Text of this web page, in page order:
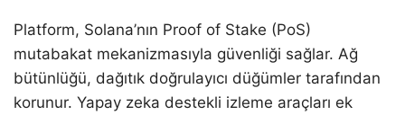
Platform, Solana’nın Proof of Stake (PoS)
mutabakat mekanizmasıyla güvenliği sağlar. Ağ
bütünlüğü, dağıtık doğrulayıcı düğümler tarafından
korunur. Yapay zeka destekli izleme araçları ek